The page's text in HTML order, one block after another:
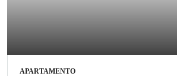
APARTAMENTO